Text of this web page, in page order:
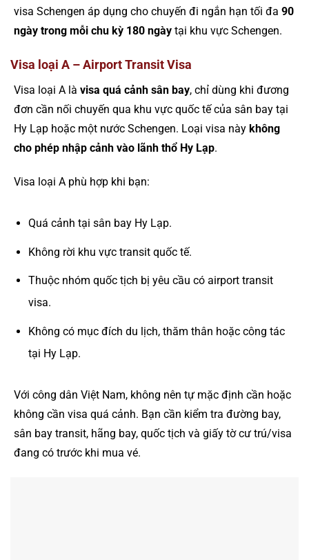
visa Schengen áp dụng cho chuyến đi ngắn hạn tối đa 90
ngày trong mỗi chu kỳ 180 ngày tại khu vực Schengen.
Visa loại A – Airport Transit Visa
Visa loại A là visa quá cảnh sân bay, chỉ dùng khi đương
đơn cần nối chuyến qua khu vực quốc tế của sân bay tại
Hy Lạp hoặc một nước Schengen. Loại visa này không
cho phép nhập cảnh vào lãnh thổ Hy Lạp.
Visa loại A phù hợp khi bạn:
Quá cảnh tại sân bay Hy Lạp.
Không rời khu vực transit quốc tế.
Thuộc nhóm quốc tịch bị yêu cầu có airport transit
visa.
Không có mục đích du lịch, thăm thân hoặc công tác
tại Hy Lạp.
Với công dân Việt Nam, không nên tự mặc định cần hoặc
không cần visa quá cảnh. Bạn cần kiểm tra đường bay,
sân bay transit, hãng bay, quốc tịch và giấy tờ cư trú/visa
đang có trước khi mua vé.